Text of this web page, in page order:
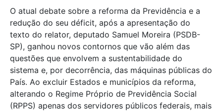
O atual debate sobre a reforma da Previdência e a
redução do seu déficit, após a apresentação do
texto do relator, deputado Samuel Moreira (PSDB-
SP), ganhou novos contornos que vão além das
questões que envolvem a sustentabilidade do
sistema e, por decorrência, das máquinas públicas do
País. Ao excluir Estados e municípios da reforma,
alterando o Regime Próprio de Previdência Social
(RPPS) apenas dos servidores públicos federais, mais